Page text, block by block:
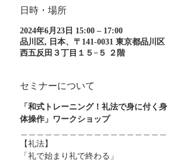
日時・場所
2024年6月23日 15:00 – 17:00
品川区, 日本、〒141-0031 東京都品川区
西五反田３丁目１５−５ ２階
セミナーについて
「和式トレーニング！礼法で身に付く身
体操作」ワークショップ
【礼法】
「礼で始まり礼で終わる」